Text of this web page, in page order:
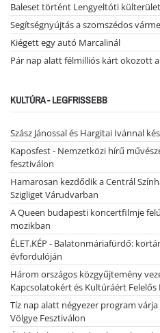
Baleset történt Lengyeltóti
Segítségnyújtás a szomszédos
Kiégett egy autó Marcalinál
Pár nap alatt félmilliós kárt okozott
KULTÚRA - LEGFRISSEBB
Szász Jánossal és Hargitai Ivánnal
Kaposfest - Nemzetközi hírű
fesztiválon
Hamarosan kezdődik a Centrál
Szigliget Várudvarban
A Queen budapesti koncertfilmje
mozikban
ÉLET.KÉP - Balatonmáriafürdő:
évfordulóján
Három országos közgyűjtemény
Kapcsolatokért és Kultúráért
Tíz nap alatt négyezer program
Völgye Fesztiválon